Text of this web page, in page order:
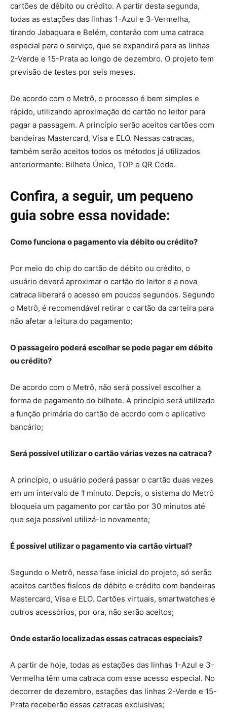
cartões de débito ou crédito. A partir desta segunda,
todas as estações das linhas 1-Azul e 3-Vermelha,
tirando Jabaquara e Belém, contarão com uma catraca
especial para o serviço, que se expandirá para as linhas
2-Verde e 15-Prata ao longo de dezembro. O projeto tem
previsão de testes por seis meses.
De acordo com o Metrô, o processo é bem simples e
rápido, utilizando aproximação do cartão no leitor para
pagar a passagem. A princípio serão aceitos cartões com
bandeiras Mastercard, Visa e ELO. Nessas catracas,
também serão aceitos todos os métodos já utilizados
anteriormente: Bilhete Único, TOP e QR Code.
Confira, a seguir, um pequeno
guia sobre essa novidade:
Como funciona o pagamento via débito ou crédito?
Por meio do chip do cartão de débito ou crédito, o
usuário deverá aproximar o cartão do leitor e a nova
catraca liberará o acesso em poucos segundos. Segundo
o Metrô, é recomendável retirar o cartão da carteira para
não afetar a leitura do pagamento;
O passageiro poderá escolhar se pode pagar em débito
ou crédito?
De acordo com o Metrô, não será possível escolher a
forma de pagamento do bilhete. A princípio será utilizado
a função primária do cartão de acordo com o aplicativo
bancário;
Será possível utilizar o cartão várias vezes na catraca?
A princípio, o usuário poderá passar o cartão duas vezes
em um intervalo de 1 minuto. Depois, o sistema do Metrô
bloqueia um pagamento por cartão por 30 minutos até
que seja possível utilizá-lo novamente;
É possível utilizar o pagamento via cartão virtual?
Segundo o Metrô, nessa fase inicial do projeto, só serão
aceitos cartões fisícos de débito e crédito com bandeiras
Mastercard, Visa e ELO. Cartões virtuais, smartwatches e
outros acessórios, por ora, não serão aceitos;
Onde estarão localizadas essas catracas especiais?
A partir de hoje, todas as estações das linhas 1-Azul e 3-
Vermelha têm uma catraca com esse acesso especial. No
decorrer de dezembro, estações das linhas 2-Verde e 15-
Prata receberão essas catracas exclusivas;